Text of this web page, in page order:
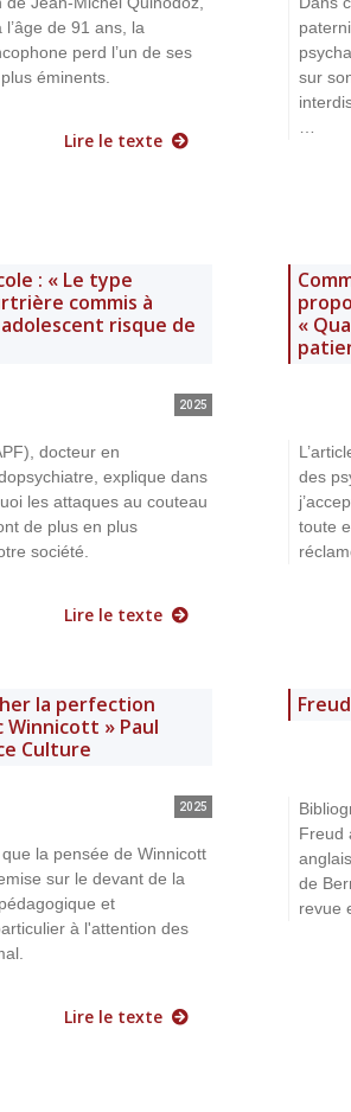
de 91 ans, la
perd l’un de ses
éminents.
Lire le texte
sur
: « Le type
commis à
risque de
2025
docteur en
explique dans
les attaques au couteau
de plus en plus
société.
Lire le texte
«
des
toute
la perfection
Winnicott » Paul
Culture
2025
la pensée de Winnicott
sur le devant de la
et
à l'attention des
Lire le texte
Freud
de
revue